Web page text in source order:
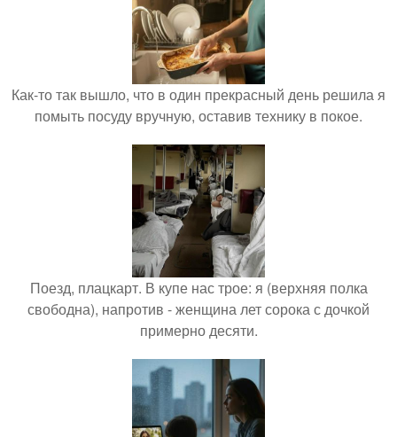
Как-то так вышло, что в один прекрасный день решила я
помыть посуду вручную, оставив технику в покое.
Поезд, плацкарт. В купе нас трое: я (верхняя полка
свободна), напротив - женщина лет сорока с дочкой
примерно десяти.